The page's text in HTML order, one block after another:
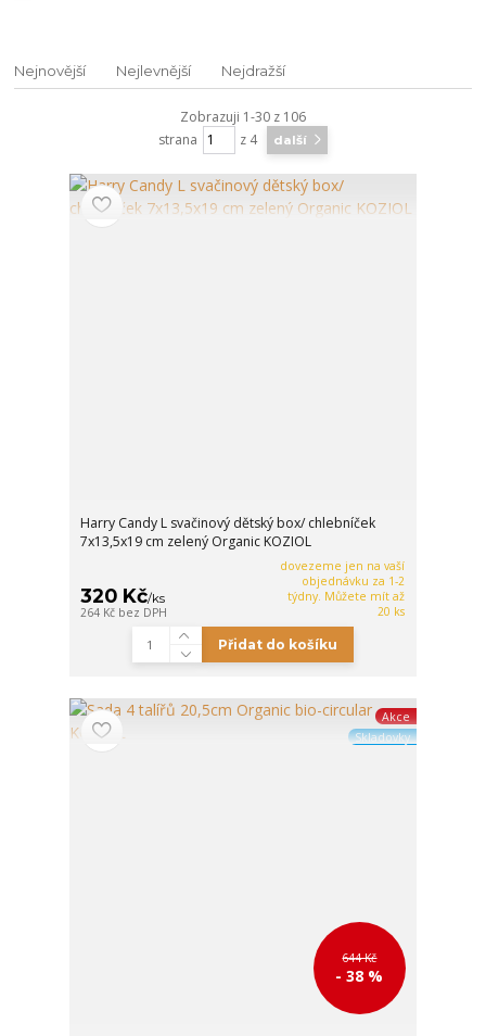
Nejnovější Nejlevnější Nejdražší
Zobrazuji 1-30 z 106
strana
z 4 další
Harry Candy L svačinový dětský box/ chlebníček
7x13,5x19 cm zelený Organic KOZIOL
320 Kč/ks
264 Kč bez DPH
dovezeme jen na vaší
objednávku za 1-2
týdny. Můžete mít až
20 ks
Přidat do košíku
Akce
Skladovky
644 Kč
- 38 %